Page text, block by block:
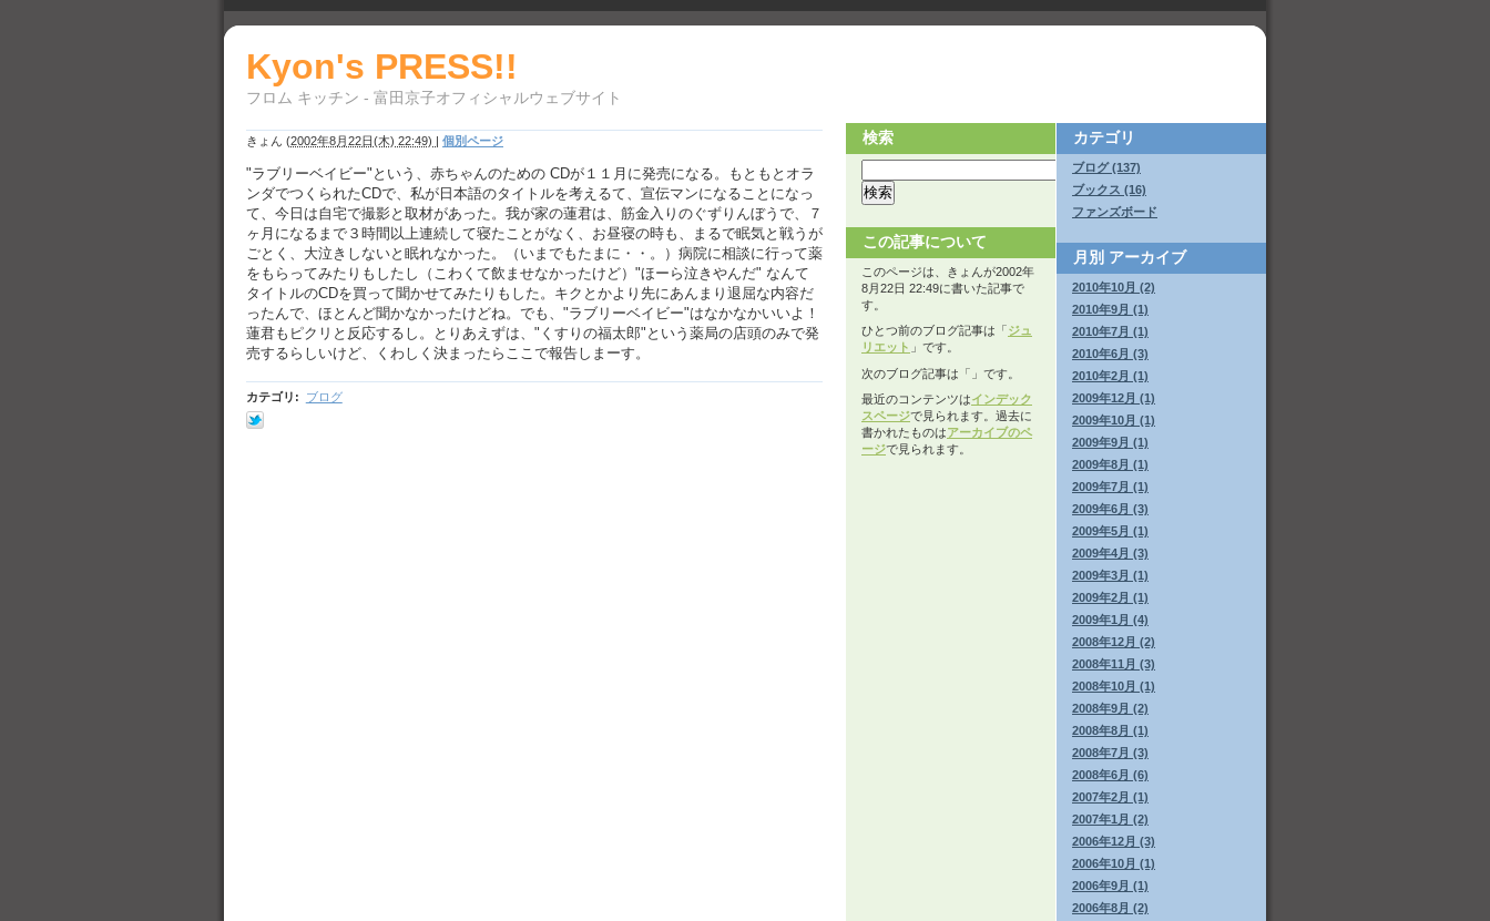
Kyon's PRESS!!
フロム キッチン - 富田京子オフィシャルウェブサイト
きょん (2002年8月22日(木) 22:49) | 個別ページ
"ラブリーベイビー"という、赤ちゃんのための CDが１１月に発売になる。もともとオラ
ンダでつくられたCDで、私が日本語のタイトルを考えるて、宣伝マンになることになっ
て、今日は自宅で撮影と取材があった。我が家の蓮君は、筋金入りのぐずりんぼうで、７
ヶ月になるまで３時間以上連続して寝たことがなく、お昼寝の時も、まるで眠気と戦うが
ごとく、大泣きしないと眠れなかった。（いまでもたまに・・。）病院に相談に行って薬
をもらってみたりもしたし（こわくて飲ませなかったけど）"ほーら泣きやんだ" なんて
タイトルのCDを買って聞かせてみたりもした。キクとかより先にあんまり退屈な内容だ
ったんで、ほとんど聞かなかったけどね。でも、"ラブリーベイビー"はなかなかいいよ！
蓮君もピクリと反応するし。とりあえずは、"くすりの福太郎"という薬局の店頭のみで発
売するらしいけど、くわしく決まったらここで報告しまーす。
カテゴリ : ブログ
カテゴリ
ブログ (137)
ブックス (16)
ファンズボード
月別 アーカイブ
2010年10月 (2)
2010年9月 (1)
2010年7月 (1)
2010年6月 (3)
2010年2月 (1)
2009年12月 (1)
2009年10月 (1)
2009年9月 (1)
2009年8月 (1)
2009年7月 (1)
2009年6月 (3)
2009年5月 (1)
2009年4月 (3)
2009年3月 (1)
2009年2月 (1)
2009年1月 (4)
2008年12月 (2)
2008年11月 (3)
2008年10月 (1)
2008年9月 (2)
2008年8月 (1)
2008年7月 (3)
2008年6月 (6)
2007年2月 (1)
2007年1月 (2)
2006年12月 (3)
2006年10月 (1)
2006年9月 (1)
2006年8月 (2)
検索
この記事について
このページは、きょんが2002年
8月22日 22:49に書いた記事で
す。
ひとつ前のブログ記事は「 ジュ
リエット 」です。
次のブログ記事は「 」です。
最近のコンテンツはインデック
スページで見られます。過去に
書かれたものはアーカイブのペ
ージで見られます。